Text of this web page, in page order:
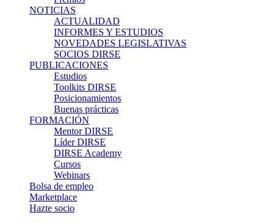
NOTICIAS
ACTUALIDAD
INFORMES Y ESTUDIOS
NOVEDADES LEGISLATIVAS
SOCIOS DIRSE
PUBLICACIONES
Estudios
Toolkits DIRSE
Posicionamientos
Buenas prácticas
FORMACIÓN
Mentor DIRSE
Líder DIRSE
DIRSE Academy
Cursos
Webinars
Bolsa de empleo
Marketplace
Hazte socio